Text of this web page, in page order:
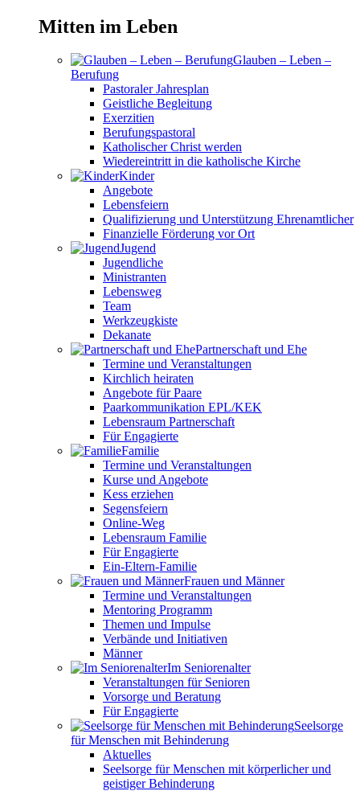
Mitten im Leben
Glauben – Leben –
Berufung
Pastoraler Jahresplan
Geistliche Begleitung
Exerzitien
Berufungspastoral
Katholischer Christ werden
Wiedereintritt in die katholische Kirche
Kinder
Angebote
Lebensfeiern
Qualifizierung und Unterstützung Ehrenamtlicher
Finanzielle Förderung vor Ort
Jugend
Jugendliche
Ministranten
Lebensweg
Team
Werkzeugkiste
Dekanate
Partnerschaft und Ehe
Termine und Veranstaltungen
Kirchlich heiraten
Angebote für Paare
Paarkommunikation EPL/KEK
Lebensraum Partnerschaft
Für Engagierte
Familie
Termine und Veranstaltungen
Kurse und Angebote
Kess erziehen
Segensfeiern
Online-Weg
Lebensraum Familie
Für Engagierte
Ein-Eltern-Familie
Frauen und Männer
Termine und Veranstaltungen
Mentoring Programm
Themen und Impulse
Verbände und Initiativen
Männer
Im Seniorenalter
Veranstaltungen für Senioren
Vorsorge und Beratung
Für Engagierte
Seelsorge
für Menschen mit Behinderung
Aktuelles
Seelsorge für Menschen mit körperlicher und
geistiger Behinderung